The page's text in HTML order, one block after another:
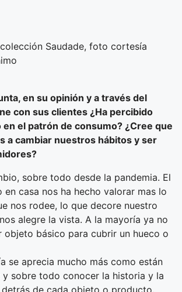
Saudade, foto cortesía
en su opinión y a través del
con sus clientes ¿Ha percibido
el patrón de consumo? ¿Cree que
a cambiar nuestros hábitos y ser
sobre todo desde la pandemia. El
en casa nos ha hecho valorar mas lo
nos rodee, lo que decore nuestro
alegre la vista. A la mayoría ya no
objeto básico para cubrir un hueco o
se aprecia mucho más como están
y sobre todo conocer la historia y la